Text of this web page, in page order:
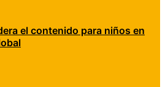
el contenido para niños en